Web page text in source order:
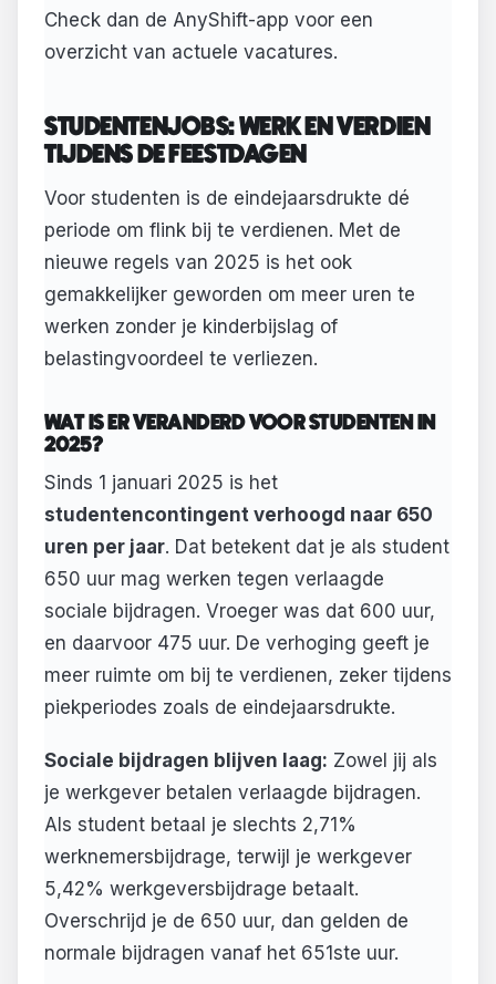
Check dan de AnyShift-app voor een
overzicht van actuele vacatures.
STUDENTENJOBS: WERK EN VERDIEN
TIJDENS DE FEESTDAGEN
Voor studenten is de eindejaarsdrukte dé
periode om flink bij te verdienen. Met de
nieuwe regels van 2025 is het ook
gemakkelijker geworden om meer uren te
werken zonder je kinderbijslag of
belastingvoordeel te verliezen.
WAT IS ER VERANDERD VOOR STUDENTEN IN
2025?
Sinds 1 januari 2025 is het
studentencontingent verhoogd naar 650
uren per jaar. Dat betekent dat je als student
650 uur mag werken tegen verlaagde
sociale bijdragen. Vroeger was dat 600 uur,
en daarvoor 475 uur. De verhoging geeft je
meer ruimte om bij te verdienen, zeker tijdens
piekperiodes zoals de eindejaarsdrukte.
Sociale bijdragen blijven laag: Zowel jij als
je werkgever betalen verlaagde bijdragen.
Als student betaal je slechts 2,71%
werknemersbijdrage, terwijl je werkgever
5,42% werkgeversbijdrage betaalt.
Overschrijd je de 650 uur, dan gelden de
normale bijdragen vanaf het 651ste uur.